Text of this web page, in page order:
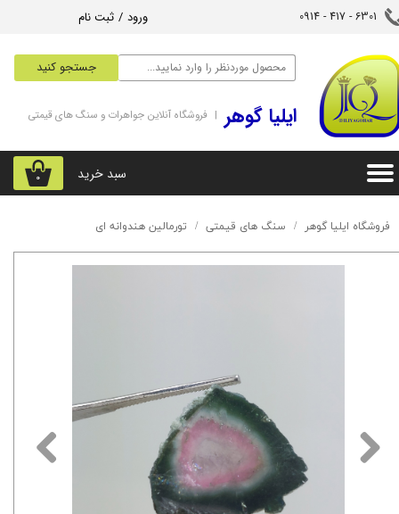
جستجو کنید
ورود / ثبت نام
تغییر گذر واژه
سفارشات
خروج از حساب کاربری
6301 - 417 - 0914​​​​​​​
۰ سبد خرید
‌ایلیا گوهر | فروشگاه آنلاین جواهرات و سنگ های قیمتی
فروشگاه ایلیا گوهر سنگ های قیمتی تورمالین هندوانه ای